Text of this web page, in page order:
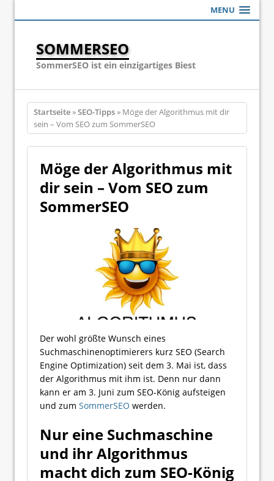
MENU
SOMMERSEO
SommerSEO ist ein einzigartiges Biest
Startseite»SEO-Tipps» Möge der Algorithmus mit dir
sein – Vom SEO zum SommerSEO
Möge der Algorithmus mit
dir sein – Vom SEO zum
SommerSEO
Der wohl größte Wunsch eines
Suchmaschinenoptimierers kurz SEO (Search
Engine Optimization) seit dem 3. Mai ist, dass
der Algorithmus mit ihm ist. Denn nur dann
kann er am 3. Juni zum SEO-König aufsteigen
und zum SommerSEO werden.
Nur eine Suchmaschine
und ihr Algorithmus
macht dich zum SEO-König